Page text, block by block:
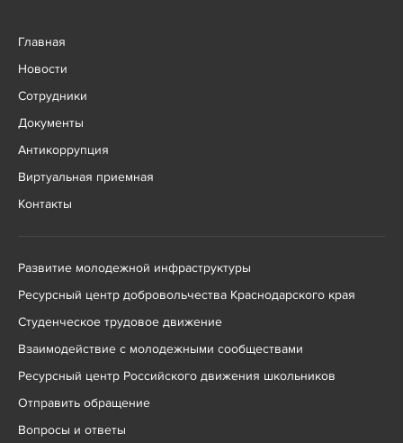
Главная
Новости
Сотрудники
Документы
Антикоррупция
Виртуальная приемная
Контакты
Развитие молодежной инфраструктуры
Ресурсный центр добровольчества Краснодарского края
Студенческое трудовое движение
Взаимодействие с молодежными сообществами
Ресурсный центр Российского движения школьников
Отправить обращение
Вопросы и ответы